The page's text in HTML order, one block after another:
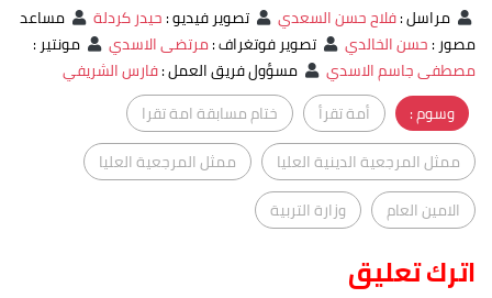
مراسل:فلاح حسن السعدي تصوير فيديو:حيدر كردلة
مساعد
مصور:حسن الخالدي تصوير فوتغراف:مرتضى الاسدي مونتير:
مصطفى جاسم الاسدي
مسؤول فريق العمل:فارس الشريفي
وسوم :
أمة تقرأ
ختام مسابقة امة تقرا
ممثل المرجعية الدينية العليا
ممثل المرجعية العليا
الامين العام
وزارة التربية
اترك تعليق